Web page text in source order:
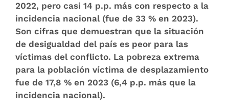
2022, pero casi 14 p.p. más con respecto a la
incidencia nacional (fue de 33 % en 2023).
Son cifras que demuestran que la situación
de desigualdad del país es peor para las
víctimas del conflicto. La pobreza extrema
para la población víctima de desplazamiento
fue de 17,8 % en 2023 (6,4 p.p. más que la
incidencia nacional).